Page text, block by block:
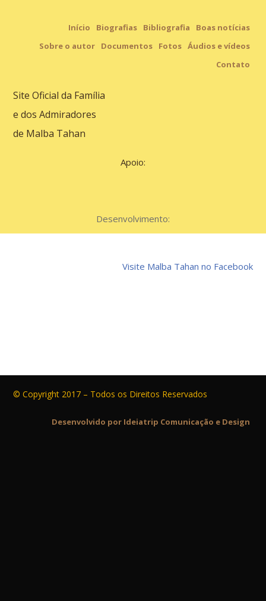
Início Biografias Bibliografia
Boas notícias
Sobre o autor
Documentos Fotos Áudios e vídeos
Contato
Site Oficial da Família
e dos Admiradores
de Malba Tahan
Apoio:
Desenvolvimento:
Visite Malba Tahan no Facebook
© Copyright 2017 – Todos os Direitos Reservados
Desenvolvido por Ideiatrip Comunicação e Design